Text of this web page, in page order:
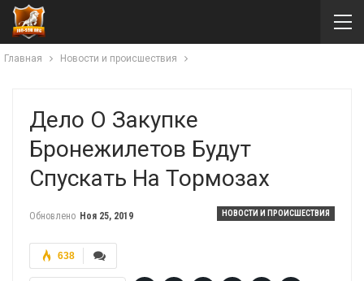
Главная Новости и происшествия
Дело О Закупке
Бронежилетов Будут
Спускать На Тормозах
НОВОСТИ И ПРОИСШЕСТВИЯ
Обновлено Ноя 25, 2019
638